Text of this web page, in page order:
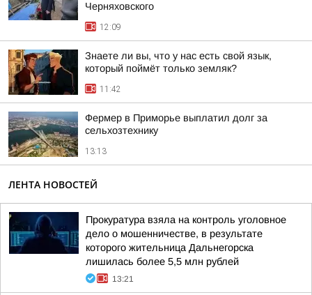
Черняховского
12:09
Знаете ли вы, что у нас есть свой язык,
который поймёт только земляк?
11:42
Фермер в Приморье выплатил долг за
сельхозтехнику
13:13
ЛЕНТА НОВОСТЕЙ
Прокуратура взяла на контроль уголовное
дело о мошенничестве, в результате
которого жительница Дальнегорска
лишилась более 5,5 млн рублей
13:21